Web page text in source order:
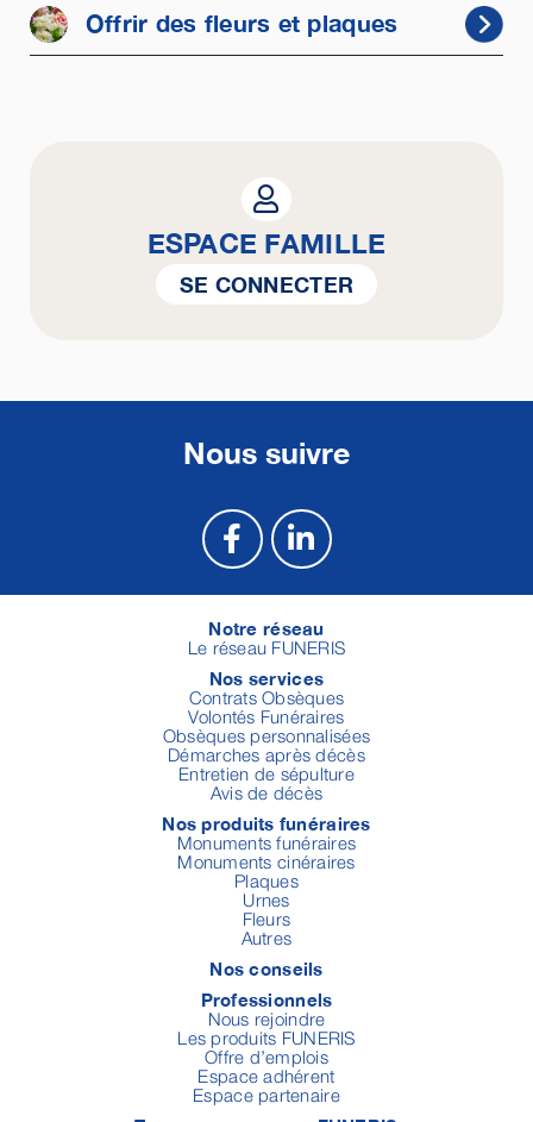
Offrir des fleurs et plaques
ESPACE FAMILLE
SE CONNECTER
Nous suivre
Notre réseau
Le réseau FUNERIS
Nos services
Contrats Obsèques
Volontés Funéraires
Obsèques personnalisées
Démarches après décès
Entretien de sépulture
Avis de décès
Nos produits funéraires
Monuments funéraires
Monuments cinéraires
Plaques
Urnes
Fleurs
Autres
Nos conseils
Professionnels
Nous rejoindre
Les produits FUNERIS
Offre d’emplois
Espace adhérent
Espace partenaire